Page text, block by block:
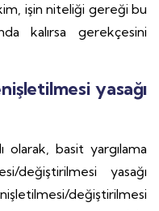
işin niteliği gereği bu
kalırsa gerekçesini
yasağı
olarak, basit yargılama
değiştirilmesi yasağı
değiştirilmesi